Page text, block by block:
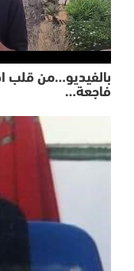
بالفيديو…من قلب
فاجعة…